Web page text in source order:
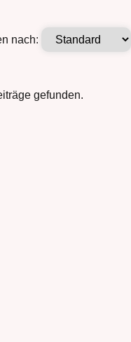
nach:
gefunden.